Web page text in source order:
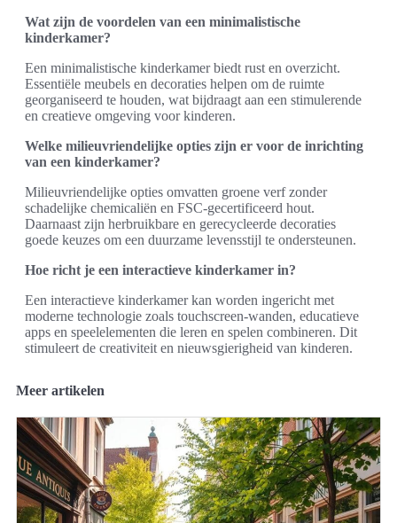
Wat zijn de voordelen van een minimalistische
kinderkamer?
Een minimalistische kinderkamer biedt rust en overzicht.
Essentiële meubels en decoraties helpen om de ruimte
georganiseerd te houden, wat bijdraagt aan een stimulerende
en creatieve omgeving voor kinderen.
Welke milieuvriendelijke opties zijn er voor de inrichting
van een kinderkamer?
Milieuvriendelijke opties omvatten groene verf zonder
schadelijke chemicaliën en FSC-gecertificeerd hout.
Daarnaast zijn herbruikbare en gerecycleerde decoraties
goede keuzes om een duurzame levensstijl te ondersteunen.
Hoe richt je een interactieve kinderkamer in?
Een interactieve kinderkamer kan worden ingericht met
moderne technologie zoals touchscreen-wanden, educatieve
apps en speelelementen die leren en spelen combineren. Dit
stimuleert de creativiteit en nieuwsgierigheid van kinderen.
Meer artikelen